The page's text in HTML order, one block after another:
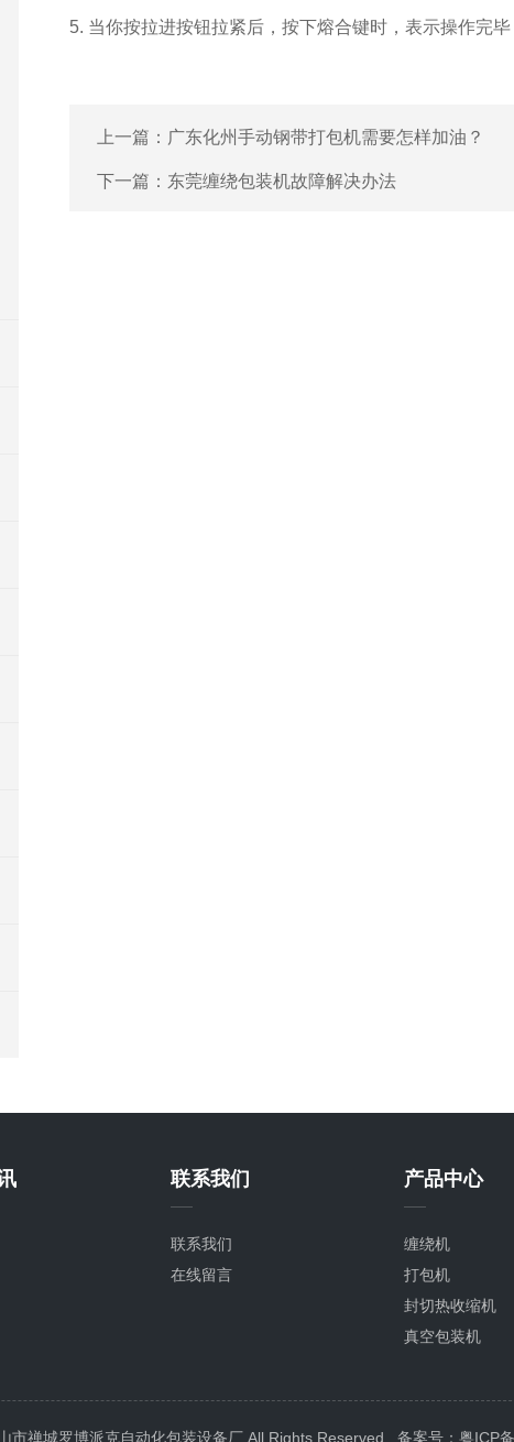
5. 当你按拉进按钮拉紧后，按下熔合键时，表示操作完
上一篇： 广东化州手动钢带打包机需要怎样加油？
下一篇： 东莞缠绕包装机故障解决办法
联系我们
联系我们
在线留言
产品中心
缠绕机
打包机
封切热收缩机
真空包装机
喷码机
封口机
市禅城罗博派克自动化包装设备厂 All Rights Reserved 备案号：粤ICP